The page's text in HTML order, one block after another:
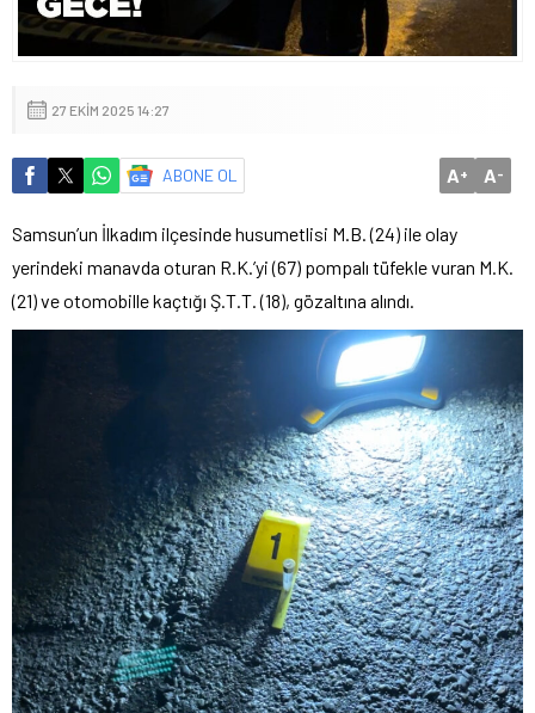
27 EKIM 2025 14:27
ABONE OL A+ A-
Samsun’un İlkadım ilçesinde husumetlisi M.B. (24) ile olay
yerindeki manavda oturan R.K.’yi (67) pompalı tüfekle vuran M.K.
(21) ve otomobille kaçtığı Ş.T.T. (18), gözaltına alındı.